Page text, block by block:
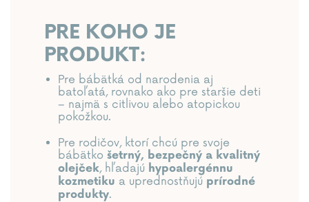
PRE KOHO JE
PRODUKT:
Pre bábätká od narodenia aj
batoľatá, rovnako ako pre staršie deti
– najmä s citlivou alebo atopickou
pokožkou.
Pre rodičov, ktorí chcú pre svoje
bábätko šetrný, bezpečný a kvalitný
olejček, hľadajú hypoalergénnu
kozmetiku a uprednostňujú prírodné
produkty.